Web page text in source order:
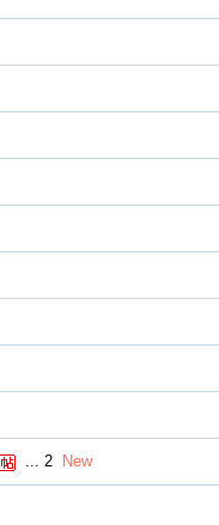
... 2 New